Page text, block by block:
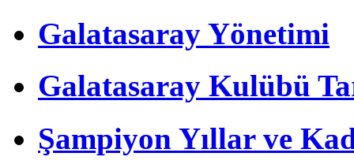
Galatasaray Yönetimi
Galatasaray Kulübü
Şampiyon Yıllar ve